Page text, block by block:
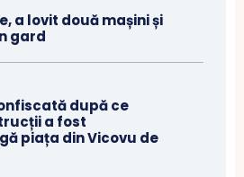
a lovit două mașini și
gard
după ce
a fost
piața din Vicovu de